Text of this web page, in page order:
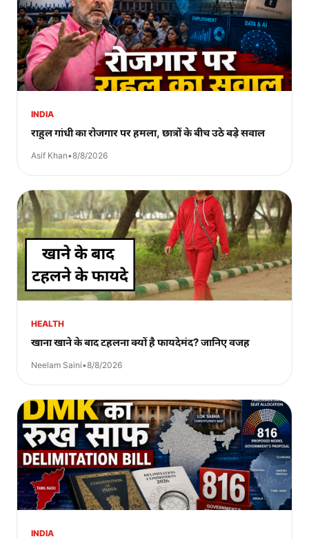
INDIA
राहुल गांधी का रोजगार पर हमला, छात्रों के बीच उठे बड़े सवाल
Asif Khan•8/8/2026
HEALTH
खाना खाने के बाद टहलना क्यों है फायदेमंद? जानिए वजह
Neelam Saini•8/8/2026
INDIA